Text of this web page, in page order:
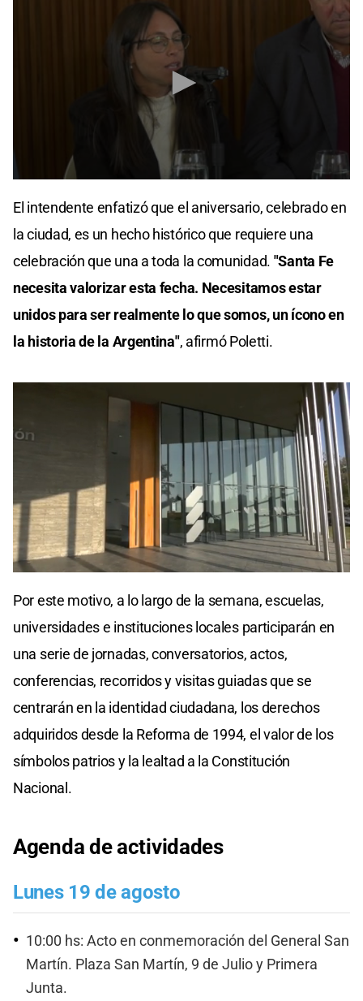
of
minute,
seconds
El intendente enfatizó que el aniversario, celebrado en
la ciudad, es un hecho histórico que requiere una
celebración que una a toda la comunidad. "Santa Fe
necesita valorizar esta fecha. Necesitamos estar
unidos para ser realmente lo que somos, un ícono en
la historia de la Argentina", afirmó Poletti.
of
seconds
Por este motivo, a lo largo de la semana, escuelas,
universidades e instituciones locales participarán en
una serie de jornadas, conversatorios, actos,
conferencias, recorridos y visitas guiadas que se
centrarán en la identidad ciudadana, los derechos
adquiridos desde la Reforma de 1994, el valor de los
símbolos patrios y la lealtad a la Constitución
Nacional.
Agenda de actividades
Lunes 19 de agosto
10:00 hs: Acto en conmemoración del General San
Martín. Plaza San Martín, 9 de Julio y Primera
Junta.